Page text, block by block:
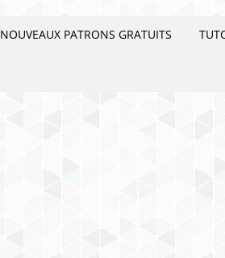
NOUVEAUX PATRONS GRATUITS